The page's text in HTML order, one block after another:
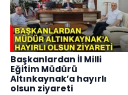
Başkanlardan İl Milli
Eğitim Müdürü
Altınkaynak’a hayırlı
olsun ziyareti